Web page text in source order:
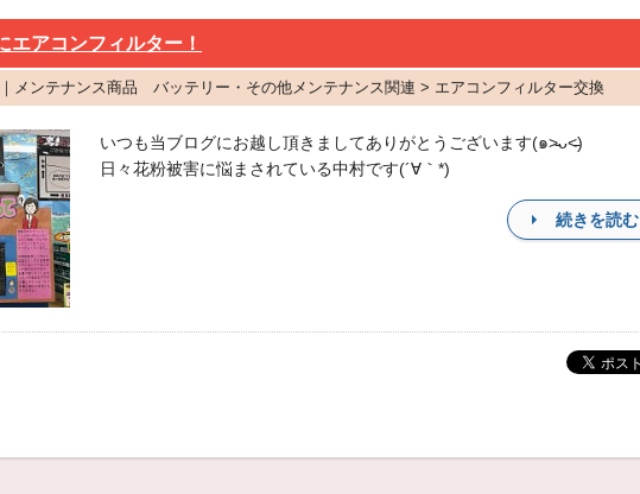
エアコンフィルター！
メンテナンス商品 バッテリー・その他メンテナンス関連 > エアコンフィルター交換
いつも当ブログにお越し頂きましてありがとうございます(๑˃̵ᴗ˂̵)
日々花粉被害に悩まされている中村です(´∀｀*)
続きを読む